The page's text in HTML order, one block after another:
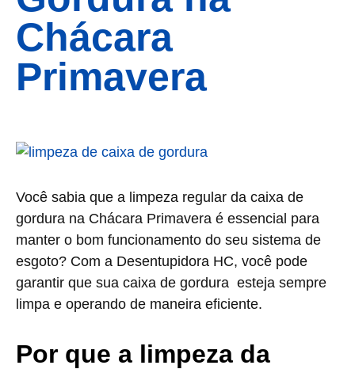
Chácara
Primavera
Você sabia que a limpeza regular da caixa de
gordura na Chácara Primavera é essencial para
manter o bom funcionamento do seu sistema de
esgoto? Com a Desentupidora HC, você pode
garantir que sua caixa de gordura esteja sempre
limpa e operando de maneira eficiente.
Por que a limpeza da